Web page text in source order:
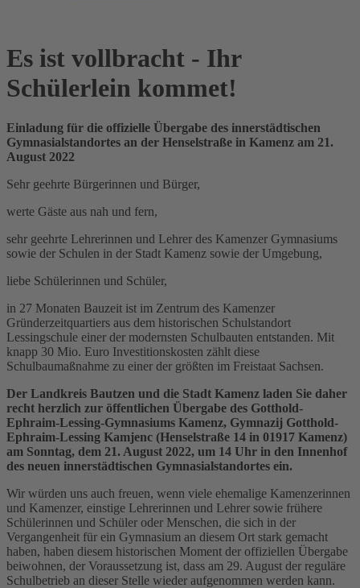
Es ist vollbracht - Ihr
Schülerlein kommet!
Einladung für die offizielle Übergabe des innerstädtischen
Gymnasialstandortes an der Henselstraße in Kamenz am 21.
August 2022
Sehr geehrte Bürgerinnen und Bürger,
werte Gäste aus nah und fern,
sehr geehrte Lehrerinnen und Lehrer des Kamenzer Gymnasiums
sowie der Schulen in der Stadt Kamenz sowie der Umgebung,
liebe Schülerinnen und Schüler,
in 27 Monaten Bauzeit ist im Zentrum des Kamenzer
Gründerzeitquartiers aus dem historischen Schulstandort
Lessingschule einer der modernsten Schulbauten entstanden. Mit
knapp 30 Mio. Euro Investitionskosten zählt diese
Schulbaumaßnahme zu einer der größten im Freistaat Sachsen.
Der Landkreis Bautzen und die Stadt Kamenz laden Sie daher
recht herzlich zur öffentlichen Übergabe des Gotthold-
Ephraim-Lessing-Gymnasiums Kamenz, Gymnazij Gotthold-
Ephraim-Lessing Kamjenc (Henselstraße 14 in 01917 Kamenz)
am Sonntag, dem 21. August 2022, um 14 Uhr in den Innenhof
des neuen innerstädtischen Gymnasialstandortes ein.
Wir würden uns auch freuen, wenn viele ehemalige Kamenzerinnen
und Kamenzer, einstige Lehrerinnen und Lehrer sowie frühere
Schülerinnen und Schüler oder Menschen, die sich in der
Vergangenheit für ein Gymnasium an diesem Ort stark gemacht
haben, haben diesem historischen Moment der offiziellen Übergabe
beiwohnen, der Voraussetzung ist, dass am 29. August der reguläre
Schulbetrieb an dieser Stelle wieder aufgenommen werden kann.